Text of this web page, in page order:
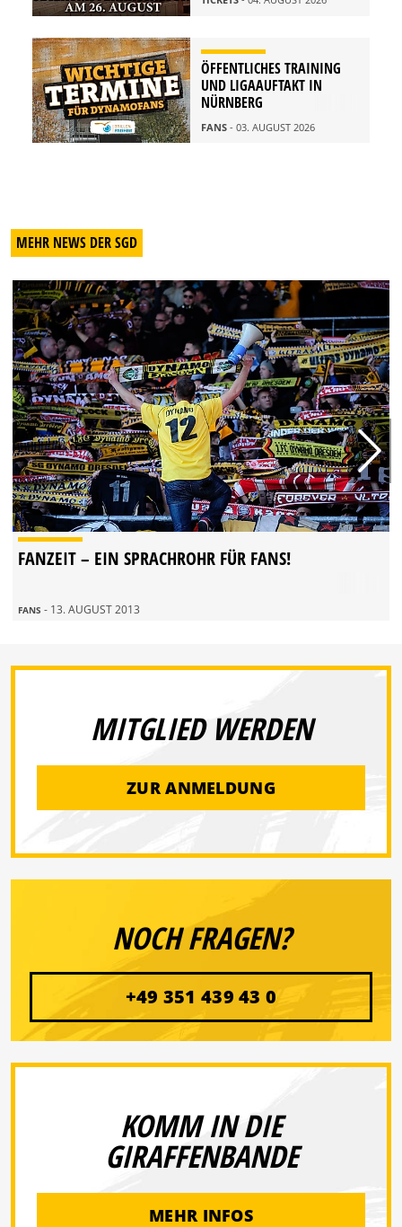
ÖFFENTLICHES TRAINING
UND LIGAAUFTAKT IN
NÜRNBERG
FANS - 03. AUGUST 2026
MEHR NEWS DER SGD
FANZEIT – EIN SPRACHROHR FÜR FANS!
FANS - 13. AUGUST 2013
MITGLIED WERDEN
ZUR ANMELDUNG
NOCH FRAGEN?
+49 351 439 43 0
KOMM IN DIE
GIRAFFENBANDE
MEHR INFOS